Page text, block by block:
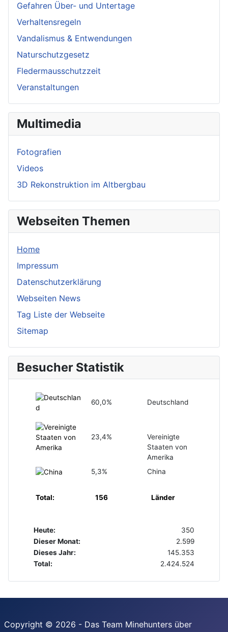
Gefahren Über- und Untertage
Verhaltensregeln
Vandalismus & Entwendungen
Naturschutzgesetz
Fledermausschutzzeit
Veranstaltungen
Multimedia
Fotografien
Videos
3D Rekonstruktion im Altbergbau
Webseiten Themen
Home
Impressum
Datenschutzerklärung
Webseiten News
Tag Liste der Webseite
Sitemap
Besucher Statistik
60,0% Deutschland
23,4%
Vereinigte
Staaten von
Amerika
5,3%
China
Total: 156 Länder
Heute:
350
Dieser Monat:
2.599
Dieses Jahr:
145.353
Total:
2.424.524
Copyright © 2026 - Das Team Minehunters über